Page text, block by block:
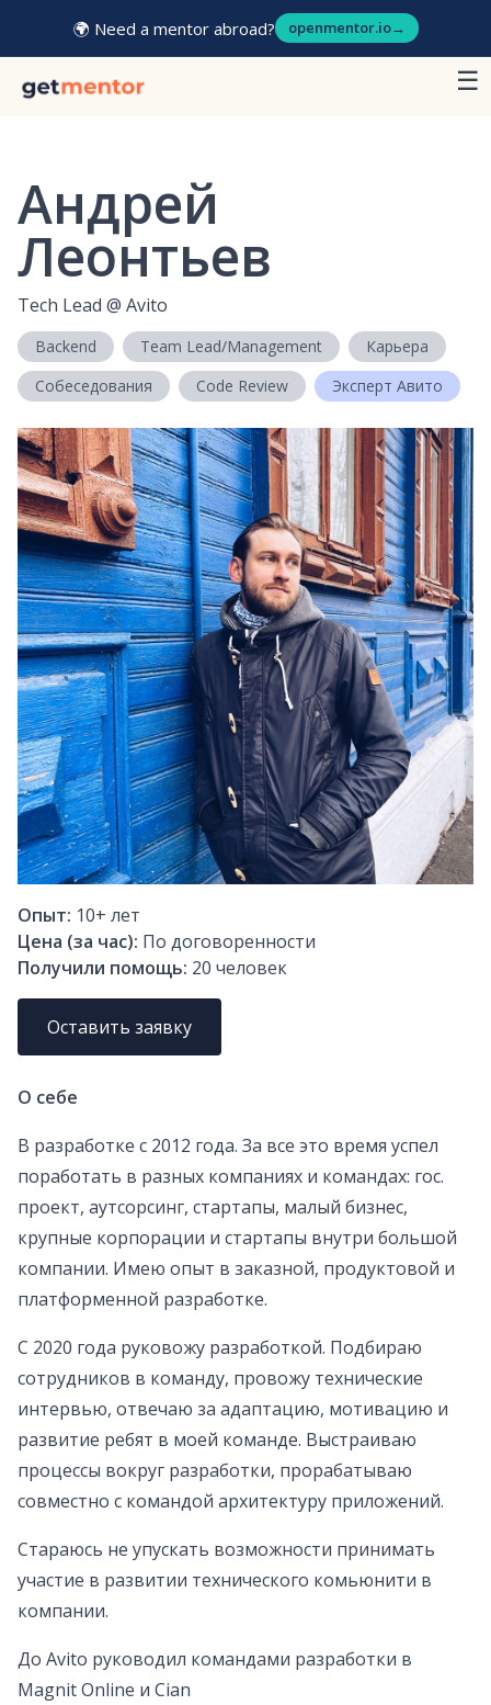
🌍 Need a mentor abroad? openmentor.io→
☰
Андрей
Леонтьев
Tech Lead @ Avito
Backend Team Lead/Management
Карьера
Собеседования
Code Review Эксперт Авито
Опыт: 10+ лет
Цена (за час): По договоренности
Получили помощь: 20 человек
Оставить заявку
О себе
В разработке с 2012 года. За все это время успел
поработать в разных компаниях и командах: гос.
проект, аутсорсинг, стартапы, малый бизнес,
крупные корпорации и стартапы внутри большой
компании. Имею опыт в заказной, продуктовой и
платформенной разработке.
С 2020 года руковожу разработкой. Подбираю
сотрудников в команду, провожу технические
интервью, отвечаю за адаптацию, мотивацию и
развитие ребят в моей команде. Выстраиваю
процессы вокруг разработки, прорабатываю
совместно с командой архитектуру приложений.
Стараюсь не упускать возможности принимать
участие в развитии технического комьюнити в
компании.
До Avito руководил командами разработки в
Magnit Online и Cian